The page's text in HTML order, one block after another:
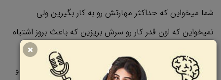
شما میخواین که حداکثر مهارتش رو به کار بگیرین ولی
نمیخواین که اون قدر کار رو سرش بریزین که باعث بروز اشتباه
بشه، به خواسته‌تون نرسین و یه مشکل بزرگ به وجود بیاد.
واسه سال‌ها دانشمندای کامپیوتر با یه مشکل مشابه دست و